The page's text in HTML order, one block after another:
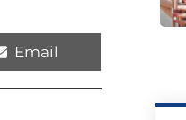
Email